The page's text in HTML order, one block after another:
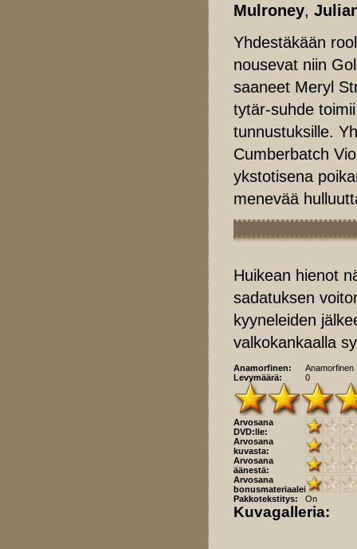
Mulroney,
Yhdestäkään
nousevat niin
saaneet Meryl
tytär-suhde
tunnustuksille.
Cumberbatch
ykstotisena
menevää
Huikean hienot
sadatuksen
kyyneleiden
valkokankaalla
Anamorfinen:
Anamorfinen
Levymäärä:
0
Arvosana
DVD:lle:
Arvosana
kuvasta:
Arvosana
äänestä:
Arvosana
bonusmateriaaleista:
Pakkotekstitys:
On
Kuvagalleria: